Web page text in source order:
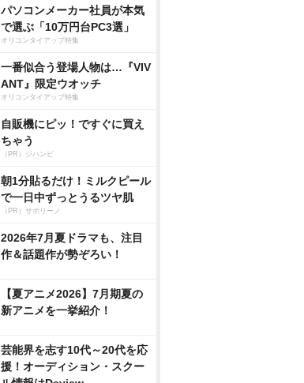
パソコンメーカー社員が本気
で選ぶ「10万円台PC3選」
オリコンタイアップ特集
一番似合う登場人物は…『VIV
ANT』限定ウオッチ
オリコンタイアップ特集
自販機にピッ！ですぐに買え
ちゃう
（PR）ジハンピ
朝1分貼るだけ！ミルクピール
で一日中ずっとうるツヤ肌
（PR）サボリーノ
2026年7月夏ドラマも、注目
作＆話題作が勢ぞろい！
【夏アニメ2026】7月期夏の
新アニメを一挙紹介！
芸能界を志す10代～20代を応
援！オーディション・スクー